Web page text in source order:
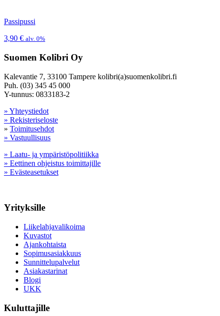
Passipussi
3,90 € alv. 0%
Suomen Kolibri Oy
Kalevantie 7, 33100 Tampere kolibri(a)suomenkolibri.fi
Puh. (03) 345 45 000
Y-tunnus: 0833183-2
» Yhteystiedot
» Rekisteriseloste
» Toimitusehdot
» Vastuullisuus
» Laatu- ja ympäristöpolitiikka
» Eettinen ohjeistus toimittajille
» Evästeasetukset
Yrityksille
Liikelahjavalikoima
Kuvastot
Ajankohtaista
Sopimusasiakkuus
Sunnittelupalvelut
Asiakastarinat
Blogi
UKK
Kuluttajille